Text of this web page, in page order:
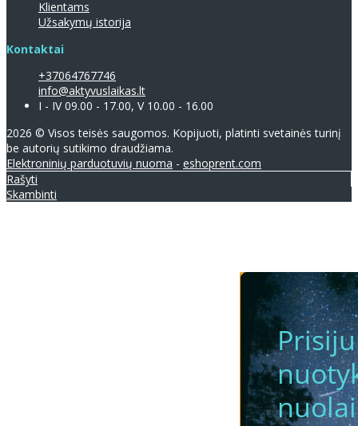
Klientams
Užsakymų istorija
Kontaktai
+37064767746
info@aktyvuslaikas.lt
I - IV 09.00 - 17.00, V 10.00 - 16.00
2026 © Visos teisės saugomos. Kopijuoti, platinti svetainės turinį
be autorių sutikimo draudžiama.
Elektroninių parduotuvių nuoma - eshoprent.com
Rašyti
Skambinti